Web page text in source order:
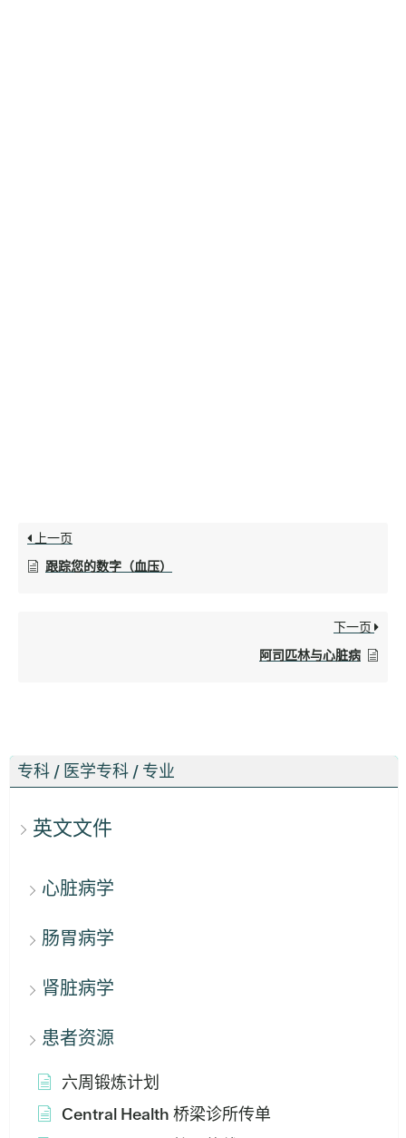
专科 / 医学专科 / 专业
英文文件
心脏病学
肠胃病学
肾脏病学
患者资源
六周锻炼计划
Central Health 桥梁诊所传单
上一页
跟踪您的数字（血压）
下一页
阿司匹林与心脏病